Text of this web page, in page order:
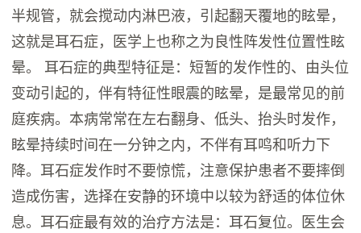
半规管，就会搅动内淋巴液，引起翻天覆地的眩晕，
这就是耳石症，医学上也称之为良性阵发性位置性眩
晕。 耳石症的典型特征是：短暂的发作性的、由头位
变动引起的，伴有特征性眼震的眩晕，是最常见的前
庭疾病。本病常常在左右翻身、低头、抬头时发作，
眩晕持续时间在一分钟之内，不伴有耳鸣和听力下
降。耳石症发作时不要惊慌，注意保护患者不要摔倒
造成伤害，选择在安静的环境中以较为舒适的体位休
息。耳石症最有效的治疗方法是：耳石复位。医生会